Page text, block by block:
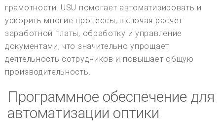
грамотности. USU помогает автоматизировать и
ускорить многие процессы, включая расчет
заработной платы, обработку и управление
документами, что значительно упрощает
деятельность сотрудников и повышает общую
производительность.
Программное обеспечение для
автоматизации оптики